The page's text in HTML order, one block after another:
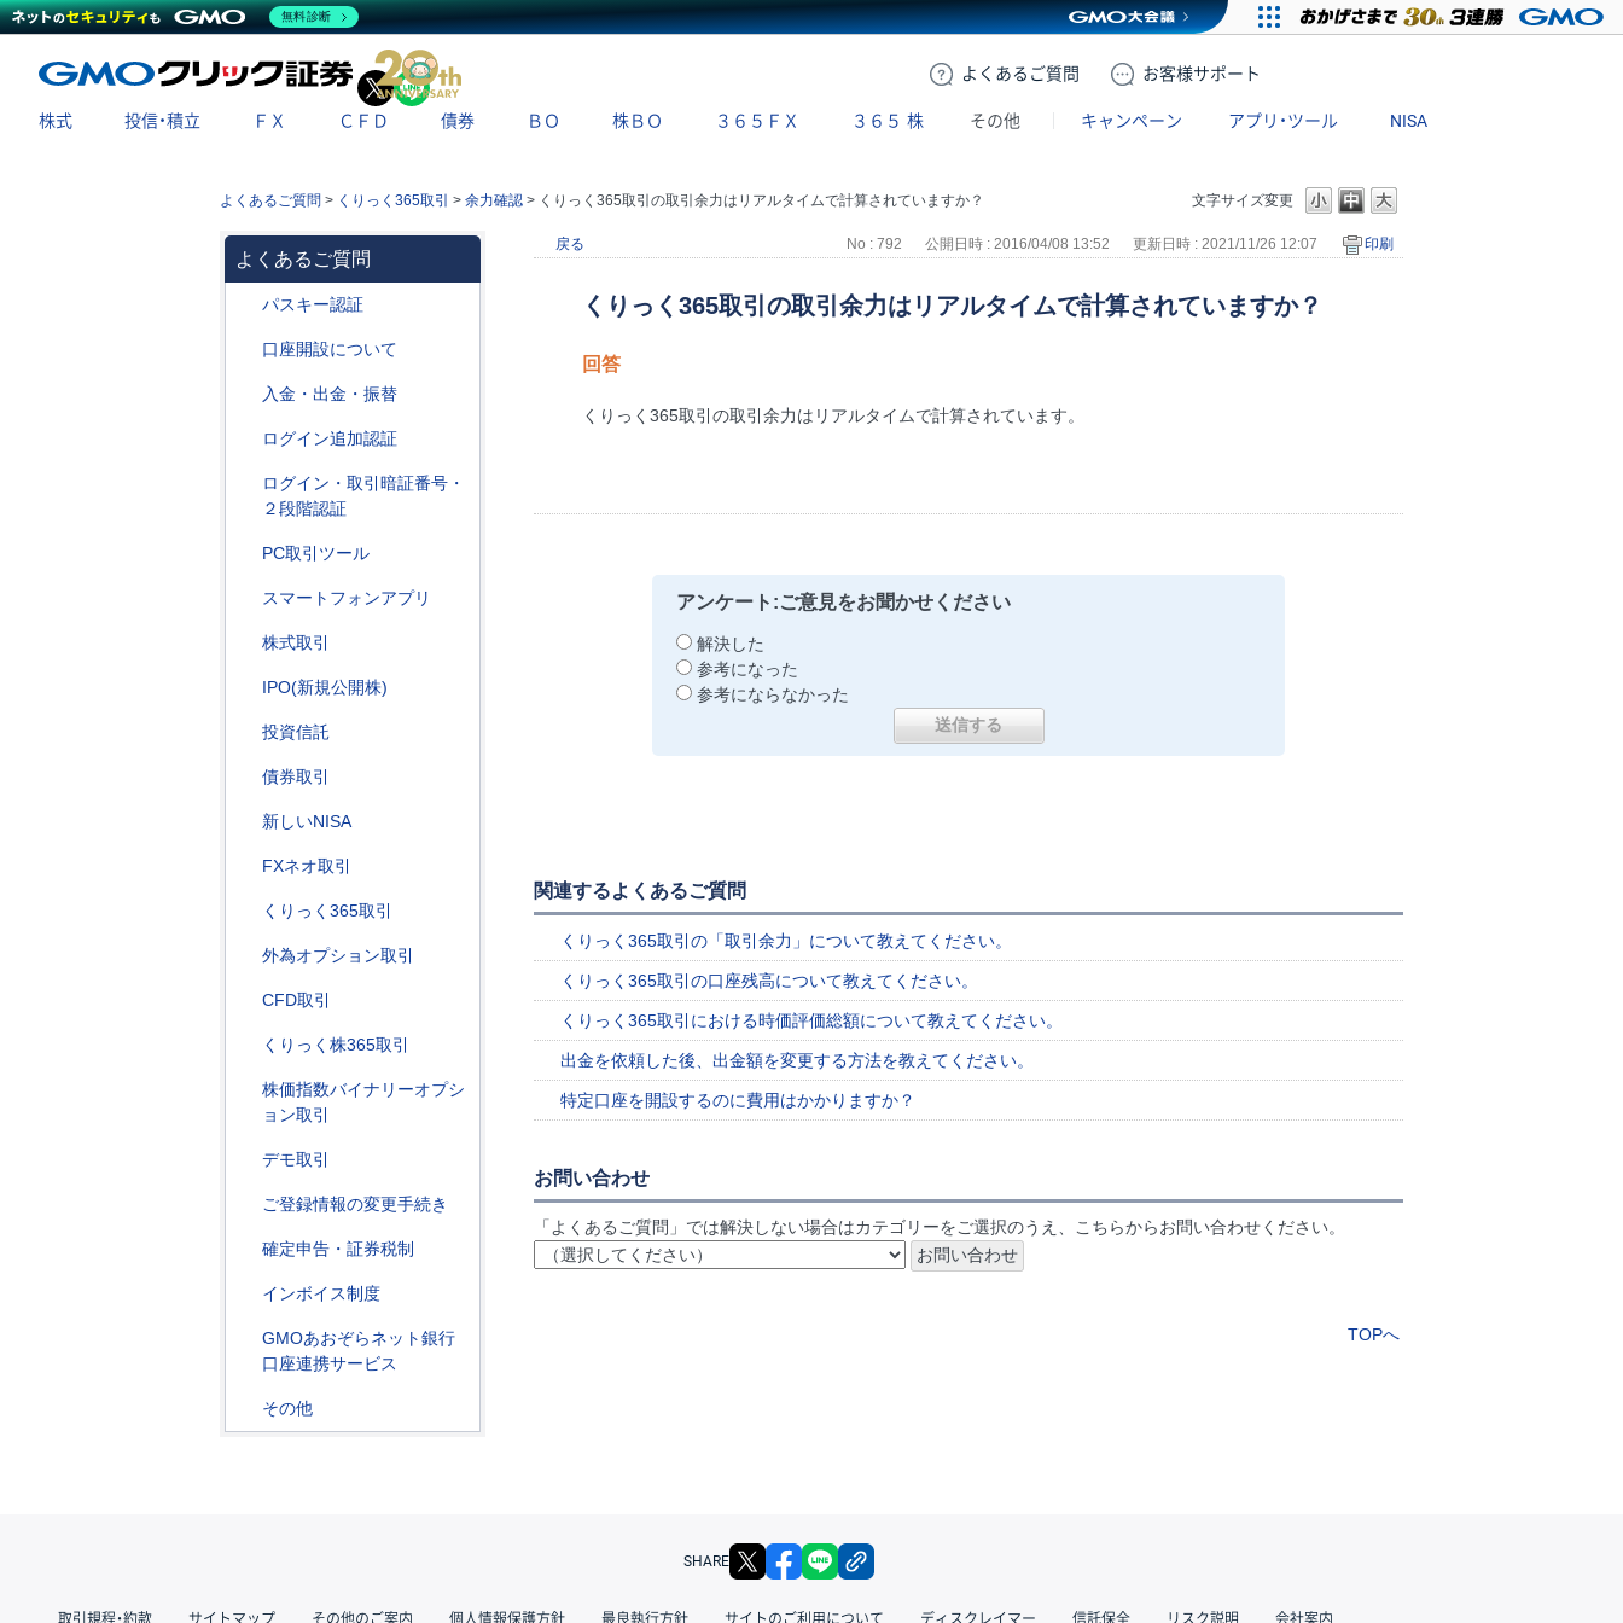
よくある ご質問 お客様サポート
X
株式 投信・積立 ＦＸ ＣＦＤ 債券 ＢＯ 株ＢＯ ３６５ＦＸ ３６５ 株 その他 キャンペーン アプリ・ツール NISA
文字サイズ変更
よくあるご質問 > くりっく365取引 > 余力確認 > くりっく365取引の取引余力はリアルタイムで計算されていますか？
よくあるご質問
パスキー認証
口座開設について
入金・出金・振替
ログイン追加認証
ログイン・取引暗証番号・
２段階認証
PC取引ツール
スマートフォンアプリ
株式取引
IPO(新規公開株)
投資信託
債券取引
新しいNISA
FXネオ取引
くりっく365取引
外為オプション取引
CFD取引
くりっく株365取引
株価指数バイナリーオプシ
ョン取引
デモ取引
ご登録情報の変更手続き
確定申告・証券税制
インボイス制度
GMOあおぞらネット銀行
口座連携サービス
その他
戻る No : 792 公開日時 : 2016/04/08 13:52 更新日時 : 2021/11/26 12:07 印刷
くりっく365取引の取引余力はリアルタイムで計算されていますか？
回答
くりっく365取引の取引余力はリアルタイムで計算されています。
アンケート:ご意見をお聞かせください
解決した
参考になった
参考にならなかった
関連するよくあるご質問
くりっく365取引の「取引余力」について教えてください。
くりっく365取引の口座残高について教えてください。
くりっく365取引における時価評価総額について教えてください。
出金を依頼した後、出金額を変更する方法を教えてください。
特定口座を開設するのに費用はかかりますか？
お問い合わせ
「よくあるご質問」では解決しない場合はカテゴリーをご選択のうえ、こちらからお問い合わせください。
TOPへ
SHARE X facebook
取引規程・約款 サイトマップ その他のご案内 個人情報保護方針 最良執行方針 サイトのご利用について ディスクレイマー 信託保全 リスク説明 会社案内
無料診断